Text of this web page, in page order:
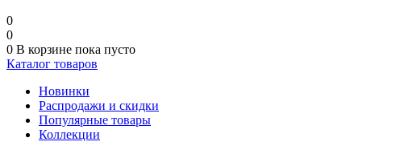
0
0
0 В корзине пока пусто
Каталог товаров
Новинки
Распродажи и скидки
Популярные товары
Коллекции